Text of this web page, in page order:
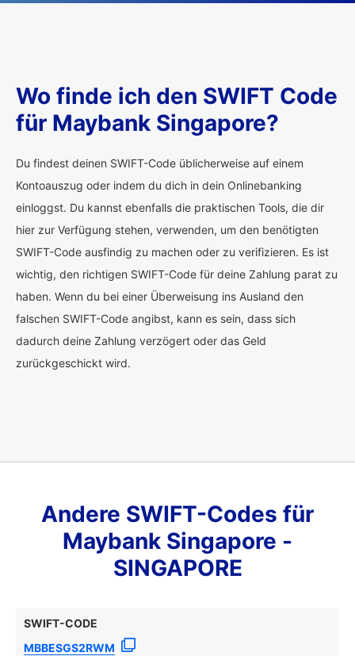
Wo finde ich den SWIFT Code
für Maybank Singapore?
Du findest deinen SWIFT-Code üblicherweise auf einem
Kontoauszug oder indem du dich in dein Onlinebanking
einloggst. Du kannst ebenfalls die praktischen Tools, die dir
hier zur Verfügung stehen, verwenden, um den benötigten
SWIFT-Code ausfindig zu machen oder zu verifizieren. Es ist
wichtig, den richtigen SWIFT-Code für deine Zahlung parat zu
haben. Wenn du bei einer Überweisung ins Ausland den
falschen SWIFT-Code angibst, kann es sein, dass sich
dadurch deine Zahlung verzögert oder das Geld
zurückgeschickt wird.
Andere SWIFT-Codes für
Maybank Singapore -
SINGAPORE
SWIFT-CODE
MBBESGS2RWM